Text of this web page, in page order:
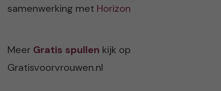
samenwerking met Horizon
Meer Gratis spullen kijk op
Gratisvoorvrouwen.nl